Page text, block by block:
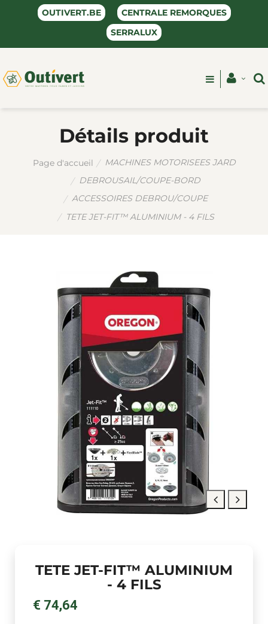
OUTIVERT.BE
CENTRALE REMORQUES
SERRALUX
Détails produit
Page d'accueil
MACHINES MOTORISEES JARD
DEBROUSAIL/COUPE-BORD
ACCESSOIRES DEBROU/COUPE
TETE JET-FIT™ ALUMINIUM - 4 FILS
TETE JET-FIT™ ALUMINIUM
- 4 FILS
€ 74,64